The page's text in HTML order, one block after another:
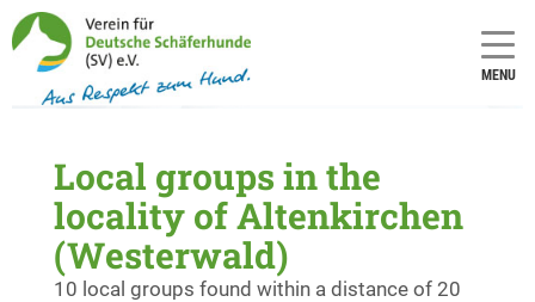
MENU
Local groups in the
locality of Altenkirchen
(Westerwald)
10 local groups found within a distance of 20